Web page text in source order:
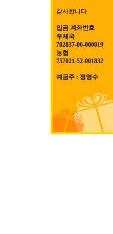
감사합니다.
입금 계좌번호
우체국
702837-06-000019
농협
757021-52-001832
예금주 : 정영수